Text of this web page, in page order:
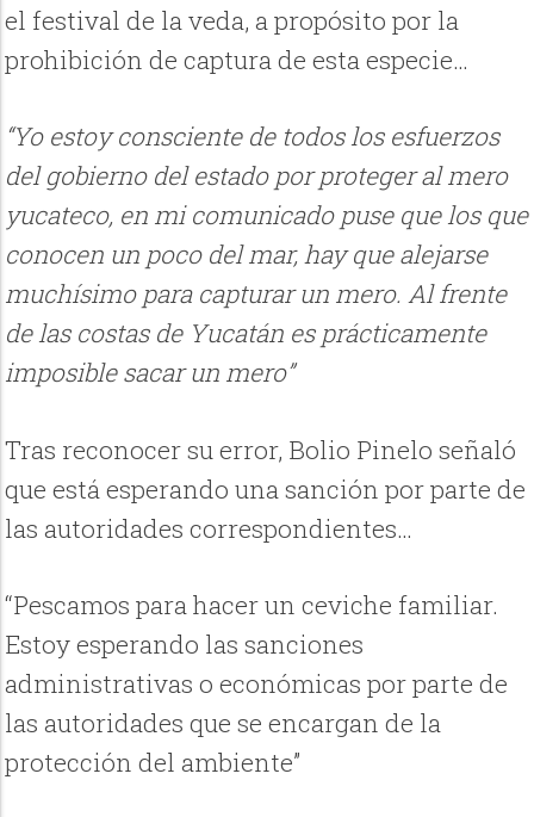
el festival de la veda, a propósito por la
prohibición de captura de esta especie…
“Yo estoy consciente de todos los esfuerzos
del gobierno del estado por proteger al mero
yucateco, en mi comunicado puse que los que
conocen un poco del mar, hay que alejarse
muchísimo para capturar un mero. Al frente
de las costas de Yucatán es prácticamente
imposible sacar un mero”
Tras reconocer su error, Bolio Pinelo señaló
que está esperando una sanción por parte de
las autoridades correspondientes…
“Pescamos para hacer un ceviche familiar.
Estoy esperando las sanciones
administrativas o económicas por parte de
las autoridades que se encargan de la
protección del ambiente”